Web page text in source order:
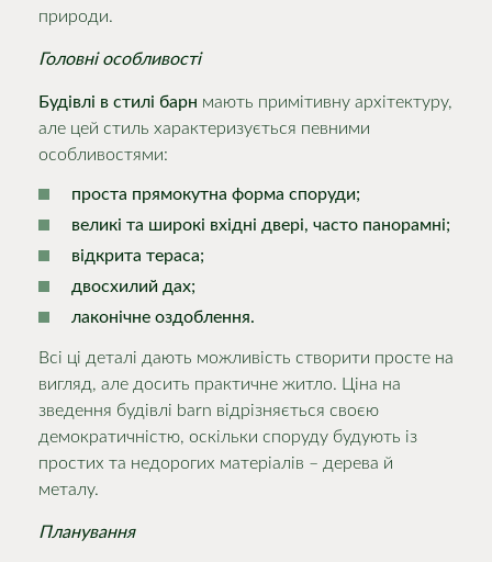
природи.
Головні особливості
Будівлі в стилі барн мають примітивну архітектуру,
але цей стиль характеризується певними
особливостями:
проста прямокутна форма споруди;
великі та широкі вхідні двері, часто панорамні;
відкрита тераса;
двосхилий дах;
лаконічне оздоблення.
Всі ці деталі дають можливість створити просте на
вигляд, але досить практичне житло. Ціна на
зведення будівлі barn відрізняється своєю
демократичністю, оскільки споруду будують із
простих та недорогих матеріалів – дерева й
металу.
Планування